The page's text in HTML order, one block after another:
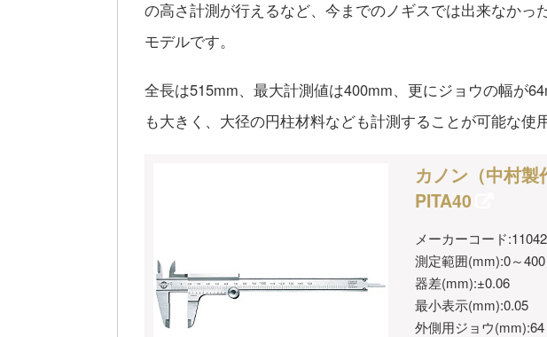
の高さ計測が行えるなど、今までのノギスでは出来なかっ
モデルです。
全長は515mm、最大計測値は400mm、更にジョウの幅が
も大きく、大径の円柱材料なども計測することが可能な使
カノン（中村
PITA40
メーカーコード
測定範囲(mm):0～400
器差(mm):±0.06
最小表示(mm):0.05
外側用ジョウ(mm):64